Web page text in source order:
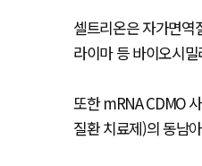
셀트리온은 자가면역
라이마 등 바이오시
또한 mRNA CDMO
질환 치료제)의 동남